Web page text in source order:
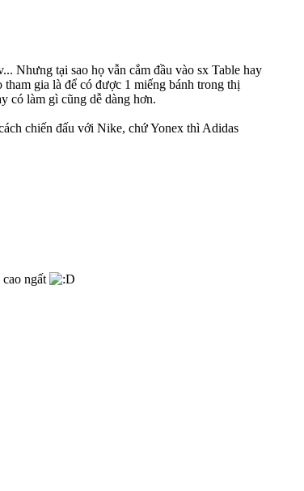
Nhưng tại sao họ vẫn cắm đầu vào sx Table hay
gia là để có được 1 miếng bánh trong thị
có làm gì cũng dễ dàng hơn.
chiến đấu với Nike, chứ Yonex thì Adidas
ngất